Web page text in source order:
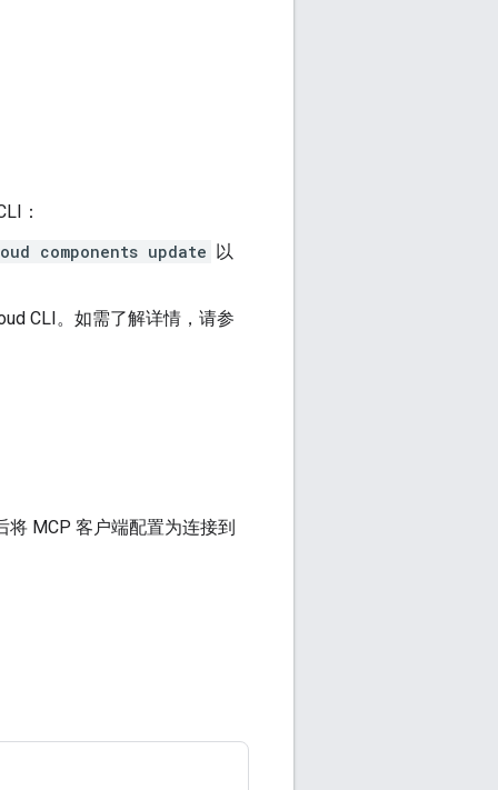
：
components update 以
CLI。如需了解详情，请参
将 MCP 客户端配置为连接到